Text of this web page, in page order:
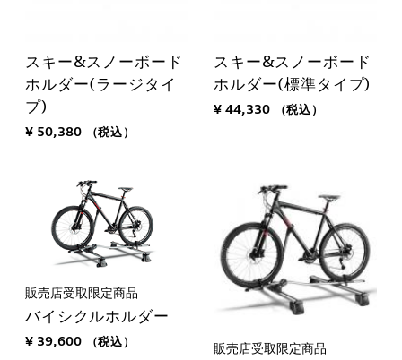
スキー&スノーボード
ホルダー(ラージタイ
プ)
¥ 50,380 （税込）
スキー&スノーボード
ホルダー(標準タイプ)
¥ 44,330 （税込）
販売店受取限定商品
バイシクルホルダー
¥ 39,600 （税込） 販売店受取限定商品